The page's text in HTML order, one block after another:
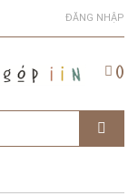
ĐĂNG NHẬP
()